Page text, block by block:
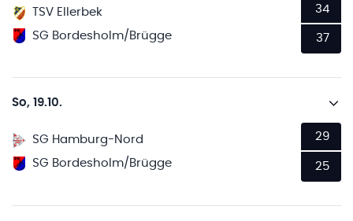
TSV Ellerbek
SG Bordesholm/Brügge
34
37
So, 19.10.
SG Hamburg-Nord
SG Bordesholm/Brügge
29
25